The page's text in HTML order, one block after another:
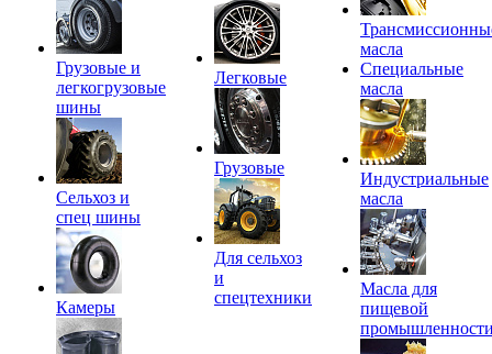
Грузовые и
легкогрузовые
шины
Сельхоз и
спец шины
Камеры
Легковые
Грузовые
Для сельхоз
и
спецтехники
масла
Специальные
масла
Индустриальные
масла
Масла для
пищевой